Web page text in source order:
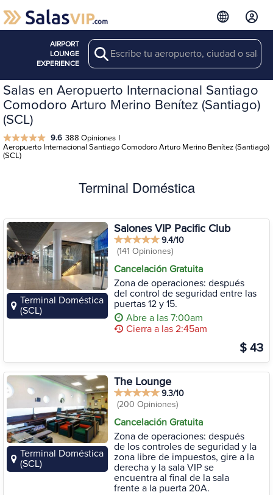
AIRPORT
LOUNGE
EXPERIENCE
Search
Salas en Aeropuerto Internacional Santiago
Comodoro Arturo Merino Benítez (Santiago)
(SCL)
9.6 388 Opiniones |
Aeropuerto Internacional Santiago Comodoro Arturo Merino Benítez (Santiago)
(SCL)
Terminal Doméstica
Terminal Doméstica
(SCL)
Salones VIP Pacific Club
9.4/10
(141 Opiniones)
Cancelación Gratuita
Zona de operaciones: después
del control de seguridad entre las
puertas 12 y 15.
Abre a las 7:00am
Cierra a las 2:45am
$ 43
Terminal Doméstica
(SCL)
The Lounge
9.3/10
(200 Opiniones)
Cancelación Gratuita
Zona de operaciones: después
de los controles de seguridad y la
zona libre de impuestos, gire a la
derecha y la sala VIP se
encuentra al final de la sala
frente a la puerta 20A.